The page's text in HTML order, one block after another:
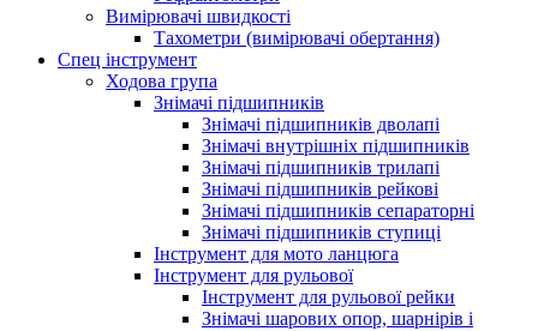
Вимірювачі швидкості
Тахометри (вимірювачі обертання)
Спец інструмент
Ходова група
Знімачі підшипників
Знімачі підшипників дволапі
Знімачі внутрішніх підшипників
Знімачі підшипників трилапі
Знімачі підшипників рейкові
Знімачі підшипників сепараторні
Знімачі підшипників ступиці
Інструмент для мото ланцюга
Інструмент для рульової
Інструмент для рульової рейки
Знімачі шарових опор, шарнірів і